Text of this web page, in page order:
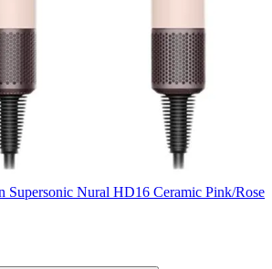
Supersonic Nural HD16 Ceramic Pink/Rose